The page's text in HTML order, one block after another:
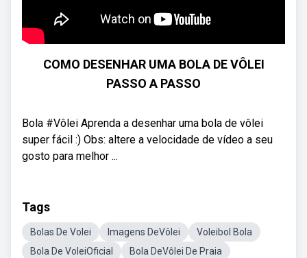
COMO DESENHAR UMA BOLA DE VÔLEI
PASSO A PASSO
Bola #Vôlei Aprenda a desenhar uma bola de vôlei
super fácil :) Obs: altere a velocidade de vídeo a seu
gosto para melhor ...
Tags
Bolas De Volei Imagens DeVôlei
Voleibol Bola
Bola De VoleiOficial
Bola DeVôlei De Praia